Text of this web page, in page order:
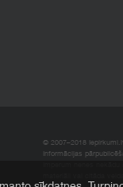
© 2007–2018
Informācijas